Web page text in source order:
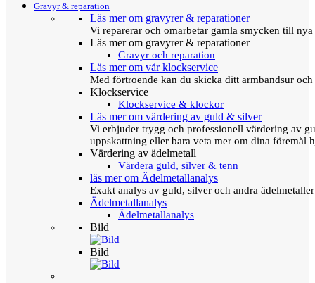
Gravyr & reparation
Läs mer om gravyrer & reparationer
Vi reparerar och omarbetar gamla smycken till
Läs mer om gravyrer & reparationer
Gravyr och reparation
Läs mer om vår klockservice
Med förtroende kan du skicka ditt armbandsur
Klockservice
Klockservice & klockor
Läs mer om värdering av guld & silver
Vi erbjuder trygg och professionell värdering av
uppskattning eller bara veta mer om dina föremål
Värdering av ädelmetall
Värdera guld, silver & tenn
läs mer om Ädelmetallanalys
Exakt analys av guld, silver och andra
Ädelmetallanalys
Ädelmetallanalys
Bild
Bild